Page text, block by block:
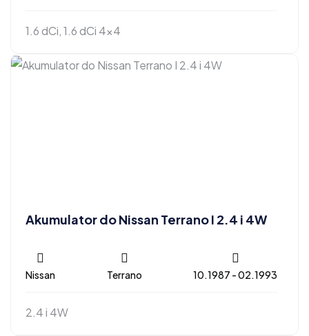
1.6 dCi, 1.6 dCi 4x4
Akumulator do Nissan Terrano I 2.4 i 4W
Nissan Terrano 10.1987 - 02.1993
2.4 i 4W